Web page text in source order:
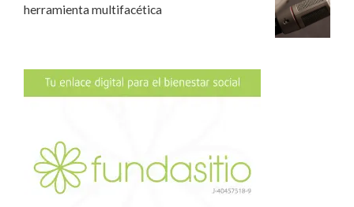
herramienta multifacética